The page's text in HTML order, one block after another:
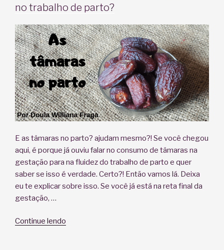
Foley”
no trabalho de parto?
E as tâmaras no parto? ajudam mesmo?! Se você chegou
aqui, é porque já ouviu falar no consumo de tâmaras na
gestação para na fluidez do trabalho de parto e quer
saber se isso é verdade. Certo?! Então vamos lá. Deixa
eu te explicar sobre isso. Se você já está na reta final da
gestação, …
Continue lendo